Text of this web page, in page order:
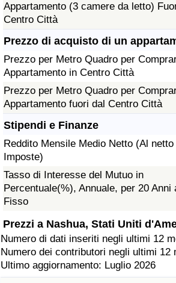
Appartamento (3 camere da letto)
Centro Città
Prezzo di acquisto di un
Prezzo per Metro Quadro per
Appartamento in Centro Città
Prezzo per Metro Quadro per
Appartamento fuori dal Centro Città
Stipendi e Finanze
Reddito Mensile Medio Netto (Al
Imposte)
Tasso di Interesse del Mutuo in
Percentuale(%), Annuale, per 20 Anni
Fisso
Prezzi a Nashua, Stati Uniti
Numero di dati inseriti negli ultimi 12
Numero dei contributori negli ultimi 12
Ultimo aggiornamento: Luglio 2026